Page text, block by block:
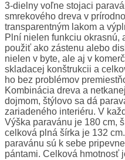
3-dielny voľne stojaci
smrekového dreva v
transparentným lakom a
Plní nielen funkciu okrasnú,
použiť ako zástenu alebo
nielen v byte, ale aj v
skladacej konštrukcii a
ho bez problémov
Kombinácia dreva a
dojmom, štýlovo sa dá
zariadeného interiéru. V
Výška paravánu je 180 cm,
celková plná šírka je 132
paravánu sú k sebe
pántami. Celková hmotnosť